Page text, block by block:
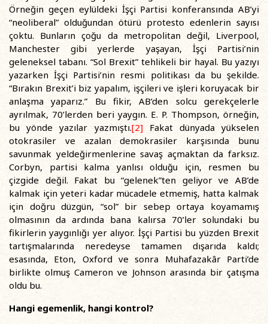
Örneğin geçen eylüldeki İşçi Partisi konferansında AB’yi
“neoliberal” olduğundan ötürü protesto edenlerin sayısı
çoktu. Bunların çoğu da metropolitan değil, Liverpool,
Manchester gibi yerlerde yaşayan, İşçi Partisi’nin
geleneksel tabanı. “Sol Brexit” tehlikeli bir hayal. Bu yazıyı
yazarken İşçi Partisi’nin resmi politikası da bu şekilde.
“Bırakın Brexit’i biz yapalım, işçileri ve işleri koruyacak bir
anlaşma yaparız.” Bu fikir, AB’den solcu gerekçelerle
ayrılmak, 70’lerden beri yaygın. E. P. Thompson, örneğin,
bu yönde yazılar yazmıştı.[2]Fakat dünyada yükselen
otokrasiler ve azalan demokrasiler karşısında bunu
savunmak yeldeğirmenlerine savaş açmaktan da farksız.
Corbyn, partisi kalma yanlısı olduğu için, resmen bu
çizgide değil. Fakat bu “gelenek”ten geliyor ve AB’de
kalmak için yeteri kadar mücadele etmemiş, hatta kalmak
için doğru düzgün, “sol” bir sebep ortaya koyamamış
olmasının da ardında bana kalırsa 70’ler solundaki bu
fikirlerin yaygınlığı yer alıyor. İşçi Partisi bu yüzden Brexit
tartışmalarında neredeyse tamamen dışarıda kaldı;
esasında, Eton, Oxford ve sonra Muhafazakâr Parti’de
birlikte olmuş Cameron ve Johnson arasında bir çatışma
oldu bu.
Hangi egemenlik, hangi kontrol?